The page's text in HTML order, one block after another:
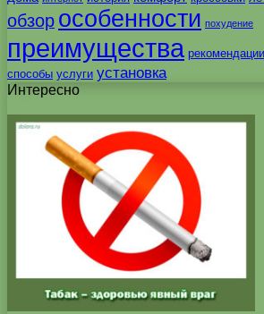
обзор особенности похудение
преимущества рекомендации
способы услуги установка
Интересно